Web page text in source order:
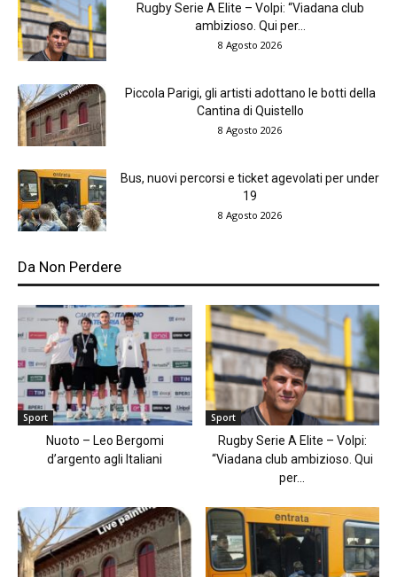
Rugby Serie A Elite – Volpi: “Viadana club
ambizioso. Qui per...
8 Agosto 2026
Piccola Parigi, gli artisti adottano le botti della
Cantina di Quistello
8 Agosto 2026
Bus, nuovi percorsi e ticket agevolati per under
19
8 Agosto 2026
Da Non Perdere
Sport
Nuoto – Leo Bergomi
d’argento agli Italiani
Sport
Rugby Serie A Elite – Volpi:
“Viadana club ambizioso. Qui
per...